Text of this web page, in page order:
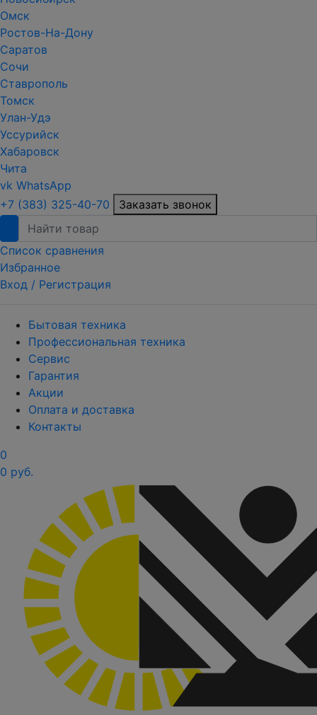
Омск
Ростов-На-Дону
Саратов
Сочи
Ставрополь
Томск
Улан-Удэ
Уссурийск
Хабаровск
Чита
vk WhatsApp
+7 (383) 325-40-70
Заказать звонок
Список сравнения
Избранное
Вход / Регистрация
Бытовая техника
Профессиональная техника
Сервис
Гарантия
Акции
Оплата и доставка
Контакты
0
0 руб.